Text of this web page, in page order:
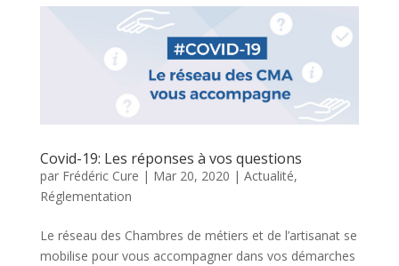
Covid-19: Les réponses à vos questions
par Frédéric Cure | Mar 20, 2020 | Actualité,
Réglementation
Le réseau des Chambres de métiers et de l’artisanat se
mobilise pour vous accompagner dans vos démarches